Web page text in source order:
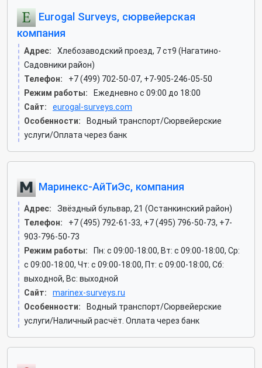
Eurogal Surveys, сюрвейерская
компания
Адрес:
Хлебозаводский проезд, 7 ст9 (Нагатино-
Садовники район)
Телефон:
+7 (499) 702-50-07, +7-905-246-05-50
Режим работы:
Ежедневно с 09:00 до 18:00
Сайт:
eurogal-surveys.com
Особенности:
Водный транспорт/Сюрвейерские
услуги/Оплата через банк
Маринекс-АйТиЭс, компания
Адрес:
Звёздный бульвар, 21 (Останкинский район)
Телефон:
+7 (495) 792-61-33, +7 (495) 796-50-73, +7-
903-796-50-73
Режим работы:
Пн: c 09:00-18:00, Вт: c 09:00-18:00, Ср:
c 09:00-18:00, Чт: c 09:00-18:00, Пт: c 09:00-18:00, Сб:
выходной, Вс: выходной
Сайт:
marinex-surveys.ru
Особенности:
Водный транспорт/Сюрвейерские
услуги/Наличный расчёт. Оплата через банк